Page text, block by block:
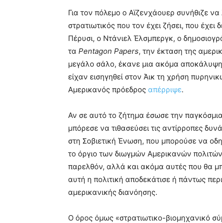
Για τον πόλεμο ο Αϊζενχάουερ συνήθιζε
στρατιωτικός που τον έχει ζήσει, που έχει
Πέρυσι, ο Ντάνιελ Έλσμπεργκ, ο
τα Pentagon Papers, την έκταση της
μεγάλο σάλο, έκανε μια ακόμα
είχαν εισηγηθεί στον Άικ τη χρήση
Αμερικανός πρόεδρος απέρριψε.
Αν σε αυτό το ζήτημα έσωσε την
μπόρεσε να τιθασεύσει τις αντίρροπες
στη Σοβιετική Ένωση, που μπορούσε να
το όργιο των διωγμών Αμερικανών
παρελθόν, αλλά και ακόμα αυτές που θα
αυτή η πολιτική αποδεκάτισε ή πάντως
αμερικανικής διανόησης.
Ο όρος όμως «στρατιωτικο-βιομηχανικό